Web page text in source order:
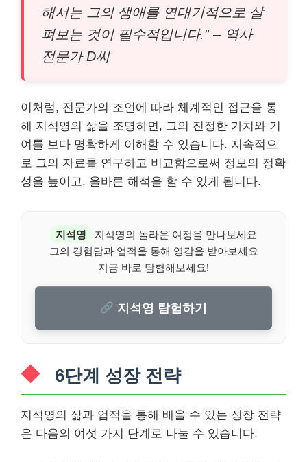
해서는 그의 생애를 연대기적으로 살
펴보는 것이 필수적입니다.” – 역사
전문가 D씨
이처럼, 전문가의 조언에 따라 체계적인 접근을 통
해 지석영의 삶을 조명하면, 그의 진정한 가치와 기
여를 보다 명확하게 이해할 수 있습니다. 지속적으
로 그의 자료를 연구하고 비교함으로써 정보의 정확
성을 높이고, 올바른 해석을 할 수 있게 됩니다.
지석영
지석영의 놀라운 여정을 만나보세요
그의 경험담과 업적을 통해 영감을 받아보세요
지금 바로 탐험해보세요!
지석영 탐험하기
6단계 성장 전략
지석영의 삶과 업적을 통해 배울 수 있는 성장 전략
은 다음의 여섯 가지 단계로 나눌 수 있습니다.